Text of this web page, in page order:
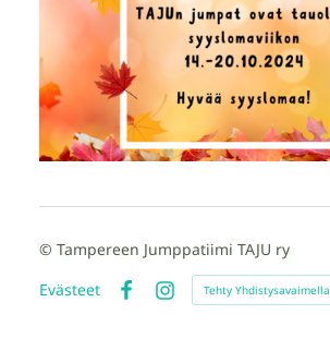
© Tampereen Jumppatiimi TAJU ry
Evästeet
Instagram
Tehty Yhdistysavaimella